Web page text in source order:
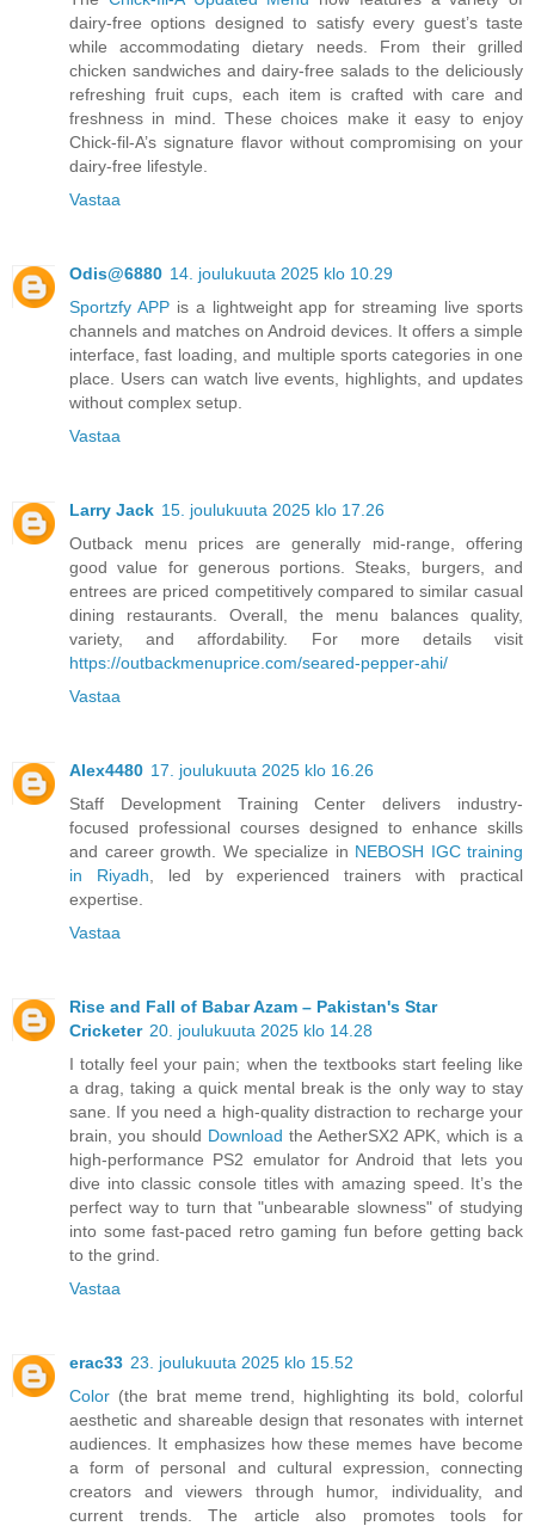
dairy-free options designed to satisfy every guest’s taste
while accommodating dietary needs. From their grilled
chicken sandwiches and dairy-free salads to the deliciously
refreshing fruit cups, each item is crafted with care and
freshness in mind. These choices make it easy to enjoy
Chick-fil-A’s signature flavor without compromising on your
dairy-free lifestyle.
Vastaa
Odis@6880 14. joulukuuta 2025 klo 10.29
Sportzfy APPis a lightweight app for streaming live sports
channels and matches on Android devices. It offers a simple
interface, fast loading, and multiple sports categories in one
place. Users can watch live events, highlights, and updates
without complex setup.
Vastaa
Larry Jack 15. joulukuuta 2025 klo 17.26
Outback menu prices are generally mid-range, offering
good value for generous portions. Steaks, burgers, and
entrees are priced competitively compared to similar casual
dining restaurants. Overall, the menu balances quality,
variety, and affordability. For more details visit
https://outbackmenuprice.com/seared-pepper-ahi/
Vastaa
Alex4480 17. joulukuuta 2025 klo 16.26
Staff Development Training Center delivers industry-
focused professional courses designed to enhance skills
and career growth. We specialize in NEBOSH IGC training
in Riyadh , led by experienced trainers with practical
expertise.
Vastaa
Rise and Fall of Babar Azam – Pakistan's Star
Cricketer 20. joulukuuta 2025 klo 14.28
I totally feel your pain; when the textbooks start feeling like
a drag, taking a quick mental break is the only way to stay
sane. If you need a high-quality distraction to recharge your
brain, you should Download the AetherSX2 APK, which is a
high-performance PS2 emulator for Android that lets you
dive into classic console titles with amazing speed. It’s the
perfect way to turn that "unbearable slowness" of studying
into some fast-paced retro gaming fun before getting back
to the grind.
Vastaa
erac33 23. joulukuuta 2025 klo 15.52
Color (the brat meme trend, highlighting its bold, colorful
aesthetic and shareable design that resonates with internet
audiences. It emphasizes how these memes have become
a form of personal and cultural expression, connecting
creators and viewers through humor, individuality, and
current trends. The article also promotes tools for